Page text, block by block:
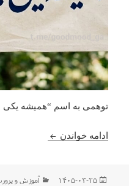
توهمی به اسم “همیشه
ادامه خواندن همیشه یکی
ارسال
۱۴۰۵-۰۳-۲۵ دسته‌ها
آموزش و